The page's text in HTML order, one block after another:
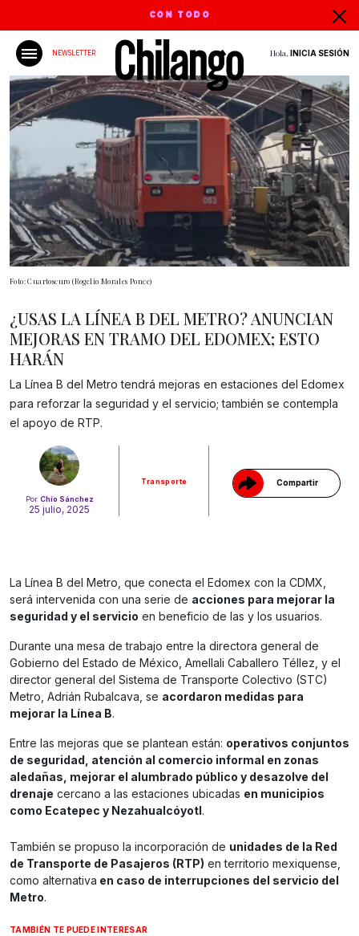
CON TODO
NEWSLETTER Hola, INICIA SESIÓN
Foto: Cuartoscuro (Rogelio Morales Ponce)
Por Chío Sánchez
25 julio, 2025
Transporte Compartir
Gracias!
¿USAS LA LÍNEA B DEL METRO? ANUNCIAN
MEJORAS EN TRAMO DEL EDOMEX; ESTO
HARÁN
La Línea B del Metro tendrá mejoras en estaciones del Edomex
para reforzar la seguridad y el servicio; también se contempla
el apoyo de RTP.
La Línea B del Metro, que conecta el Edomex con la CDMX,
será intervenida con una serie de acciones para mejorar la
seguridad y el servicio en beneficio de las y los usuarios.
Durante una mesa de trabajo entre la directora general de
Gobierno del Estado de México, Amellali Caballero Téllez, y el
director general del Sistema de Transporte Colectivo (STC)
Metro, Adrián Rubalcava, se acordaron medidas para
mejorar la Línea B.
Entre las mejoras que se plantean están: operativos conjuntos
de seguridad, atención al comercio informal en zonas
aledañas, mejorar el alumbrado público y desazolve del
drenaje cercano a las estaciones ubicadas en municipios
como Ecatepec y Nezahualcóyotl .
También se propuso la incorporación de unidades de la Red
de Transporte de Pasajeros (RTP) en territorio mexiquense,
como alternativa en caso de interrupciones del servicio del
Metro.
TAMBIÉN TE PUEDE INTERESAR